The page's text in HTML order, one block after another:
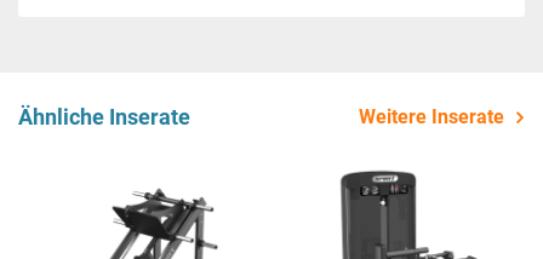
Ähnliche Inserate Weitere Inserate